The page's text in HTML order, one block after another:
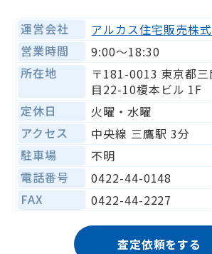
運営会社
アルカス住宅販売株
営業時間
9:00〜18:30
所在地
〒181-0013 東京都
目22-10榎本ビル 1F
定休日
火曜・水曜
アクセス
中央線 三鷹駅 3分
駐車場
不明
電話番号
0422-44-0148
FAX
0422-44-2227
査定依頼をする